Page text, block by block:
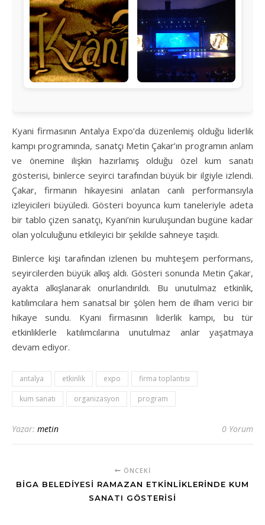
Kyani firmasının Antalya Expo’da düzenlemiş olduğu liderlik
kampı programında, sanatçı Metin Çakar’ın programın anlam
ve önemine ilişkin hazırlamış olduğu özel kum sanatı
gösterisi, binlerce seyirci tarafından büyük bir ilgiyle izlendi.
Çakar, firmanın hikayesini anlatan canlı performansıyla
izleyicileri büyüledi. Gösteri boyunca kum taneleriyle adeta
bir tablo çizen sanatçı, Kyani’nin kuruluşundan bugüne kadar
olan yolculuğunu etkileyici bir şekilde sahneye taşıdı.
Binlerce kişi tarafından izlenen bu muhteşem performans,
seyircilerden büyük alkış aldı. Gösteri sonunda Metin Çakar,
ayakta alkışlanarak onurlandırıldı. Bu unutulmaz etkinlik,
katılımcılara hem sanatsal bir şölen hem de ilham verici bir
hikaye sundu. Kyani firmasının liderlik kampı, bu tür
etkinliklerle katılımcılarına unutulmaz anlar yaşatmaya
devam ediyor.
antalya etkinlik expo
firma toplantısı
kum sanatı
organizasyon program
Yazar: metin 0 Yorum
ÖNCEKI
BIGA BELEDIYESI RAMAZAN ETKINLIKLERINDE KUM
SANATI GÖSTERISI